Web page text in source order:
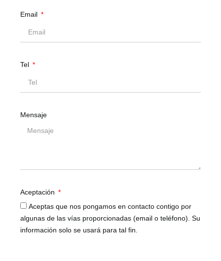
Email
Tel
Mensaje
Aceptación
Aceptas que nos pongamos en contacto contigo por
algunas de las vías proporcionadas (email o teléfono). Su
información solo se usará para tal fin.